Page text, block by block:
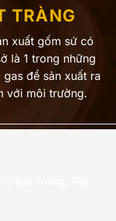
TRÀNG
xuất gốm sứ có
là 1 trong những
để sản xuất ra
với môi trường.